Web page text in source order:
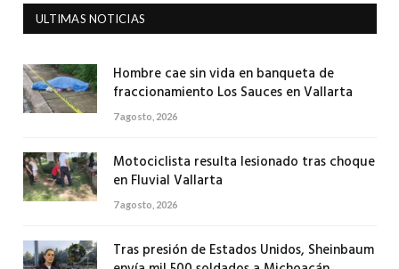
ULTIMAS NOTICIAS
Hombre cae sin vida en banqueta de
fraccionamiento Los Sauces en Vallarta
7 agosto, 2026
Motociclista resulta lesionado tras choque
en Fluvial Vallarta
7 agosto, 2026
Tras presión de Estados Unidos, Sheinbaum